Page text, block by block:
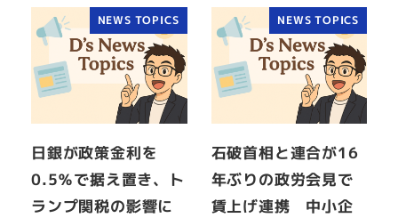
NEWS TOPICS
日銀が政策金利を
0.5％で据え置き、ト
ランプ関税の影響に
NEWS TOPICS
石破首相と連合が16
年ぶりの政労会見で
賃上げ連携 中小企